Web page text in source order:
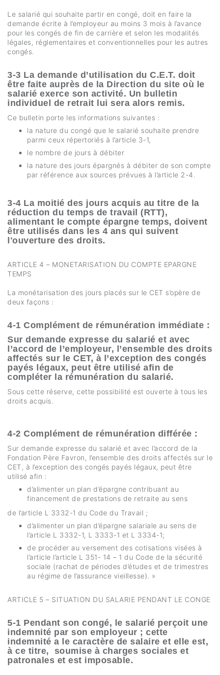
Le salarié qui souhaite partir en congé, doit en faire la
demande écrite à l’employeur au moins 3 mois à l’avance
pour les congés de fin de carrière et selon les modalités
légales, réglementaires et conventionnelles pour les autres
congés.
3-3 La demande d’utilisation du C.E.T. doit
être faite auprès de la Direction du site où le
salarié exerce son activité. Un bulletin
individuel de retrait lui sera alors remis.
Ce bulletin porte les informations suivantes :
la nature du congé que le salarié souhaite prendre
parmi ceux répertoriés à l’article 3-1,
le nombre de jours à débiter
la nature des jours épargnés à débiter de son compte
par référence aux sources prévues à l’article 2-4.
3-4 La moitié des jours acquis au titre de la
réduction du temps de travail (RTT),
alimentant le compte épargne temps, doivent
être utilisés dans les 4 ans qui suivent
l'ouverture des droits.
ARTICLE 4 – MONETARISATION DU COMPTE EPARGNE
TEMPS
La monétarisation des jours placés sur le CET s’opère de
deux façons :
4-1 Complément de rémunération immédiate :
Sur demande expresse du salarié et avec
l’accord de l’employeur, l’ensemble des droits
affectés sur le CET, à l’exception des congés
payés légaux, peut être utilisé afin de
compléter la rémunération du salarié.
Sous cette réserve, cette possibilité est ouverte à tous les
droits acquis.
4-2 Complément de rémunération différée :
Sur demande expresse du salarié et avec l’accord de la
Fondation Père Favron, l’ensemble des droits affectés sur le
CET, à l’exception des congés payés légaux, peut être
utilisé afin :
d’alimenter un plan d’épargne contribuant au
financement de prestations de retraite au sens
de l’article L 3332-1 du Code du Travail ;
d’alimenter un plan d’épargne salariale au sens de
l’article L 3332-1, L 3333-1 et L 3334-1;
de procéder au versement des cotisations visées à
l’article l’article L 351- 14 – 1 du Code de la sécurité
sociale (rachat de périodes d’études et de trimestres
au régime de l’assurance vieillesse). »
ARTICLE 5 – SITUATION DU SALARIE PENDANT LE CONGE
5-1 Pendant son congé, le salarié perçoit une
indemnité par son employeur ; cette
indemnité a le caractère de salaire et elle est,
à ce titre, soumise à charges sociales et
patronales et est imposable.